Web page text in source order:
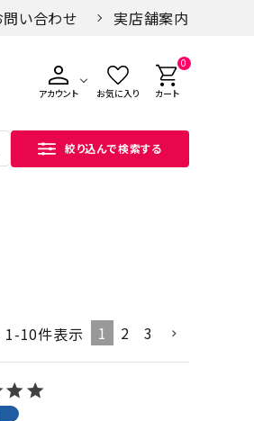
問い合わせ 実店舗案内
アカウント お気に入り
0
カート
絞り込んで検索する
1-10件表示 1 2 3